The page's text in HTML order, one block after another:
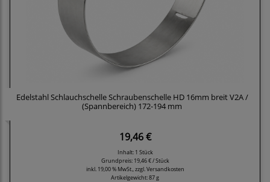
Edelstahl Schlauchschelle Schraubenschelle HD 16mm breit V2A /
(Spannbereich) 172-194 mm
19,46 €
Inhalt: 1 Stück
Grundpreis: 19,46 € / Stück
inkl. 19,00 % MwSt., zzgl.Versandkosten
Artikelgewicht: 87 g